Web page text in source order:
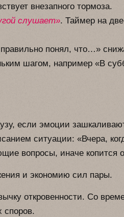
внезапного тормоза.
слушает». Таймер на
понял, что…»
шагом, например «В
если эмоции
ситуации: «Вчера,
вопросы, иначе копится
и экономию сил пары.
откровенности. Со
споров.